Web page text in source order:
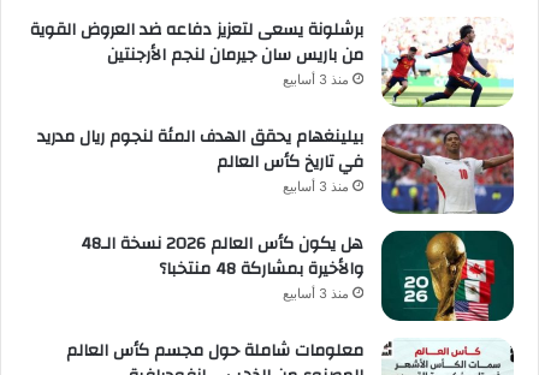
برشلونة يسعى لتعزيز دفاعه ضد العروض القوية
من باريس سان جيرمان لنجم الأرجنتين
منذ 3 أسابيع
بيلينغهام يحقق الهدف المئة لنجوم ريال مدريد
في تاريخ كأس العالم
منذ 3 أسابيع
هل يكون كأس العالم 2026 نسخة الـ48
والأخيرة بمشاركة 48 منتخبا؟
منذ 3 أسابيع
معلومات شاملة حول مجسم كأس العالم